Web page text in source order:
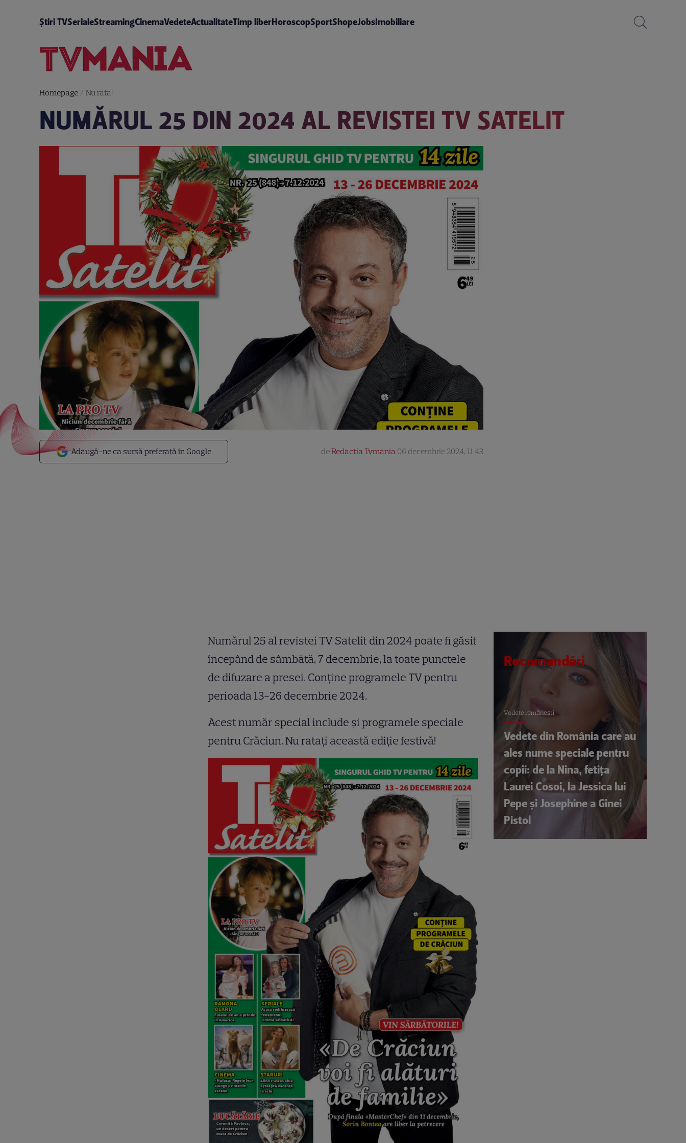
Știri TVSerialeStreamingCinemaVedeteActualitateTimp liberHoroscopSportShopeJobsImobiliare
Homepage/ Nu rata!
NUMĂRUL 25 DIN 2024 AL REVISTEI TV SATELIT
Adaugă-ne ca sursă preferată în Google deRedactia Tvmania 06 decembrie 2024, 11:43
Numărul 25 al revistei TV Satelit din 2024 poate fi găsit
începând de sâmbătă, 7 decembrie, la toate punctele
de difuzare a presei. Conține programele TV pentru
perioada 13-26 decembrie 2024.
Acest număr special include și programele speciale
pentru Crăciun. Nu ratați această ediție festivă!
Recomandări
Vedete româneşti
Vedete din România care au
ales nume speciale pentru
copii: de la Nina, fetița
Laurei Cosoi, la Jessica lui
Pepe și Josephine a Ginei
Pistol